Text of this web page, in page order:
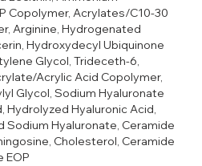
Copolymer, Acrylates/​C10-30
Arginine, Hydrogenated
Hydroxydecyl Ubiquinone
Glycol, Trideceth-6,
​Acrylic Acid Copolymer,
Glycol, Sodium Hyaluronate
Hydrolyzed Hyaluronic Acid,
Sodium Hyaluronate, Ceramide
Cholesterol, Ceramide
EOP